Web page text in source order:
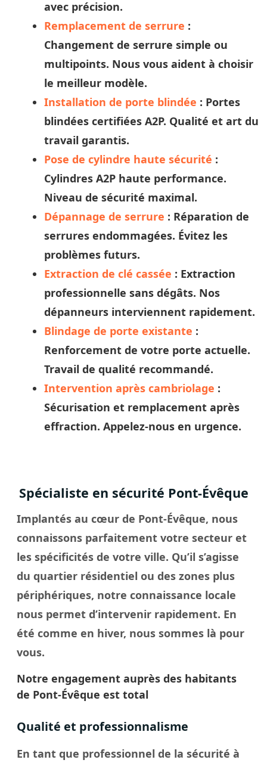
avec précision.
Remplacement de serrure :
Changement de serrure simple ou
multipoints. Nous vous aident à choisir
le meilleur modèle.
Installation de porte blindée : Portes
blindées certifiées A2P. Qualité et art du
travail garantis.
Pose de cylindre haute sécurité :
Cylindres A2P haute performance.
Niveau de sécurité maximal.
Dépannage de serrure : Réparation de
serrures endommagées. Évitez les
problèmes futurs.
Extraction de clé cassée : Extraction
professionnelle sans dégâts. Nos
dépanneurs interviennent rapidement.
Blindage de porte existante :
Renforcement de votre porte actuelle.
Travail de qualité recommandé.
Intervention après cambriolage :
Sécurisation et remplacement après
effraction. Appelez-nous en urgence.
Spécialiste en sécurité Pont-Évêque
Implantés au cœur de Pont-Évêque, nous
connaissons parfaitement votre secteur et
les spécificités de votre ville. Qu’il s’agisse
du quartier résidentiel ou des zones plus
périphériques, notre connaissance locale
nous permet d’intervenir rapidement. En
été comme en hiver, nous sommes là pour
vous.
Notre engagement auprès des habitants
de Pont-Évêque est total
Qualité et professionnalisme
En tant que professionnel de la sécurité à